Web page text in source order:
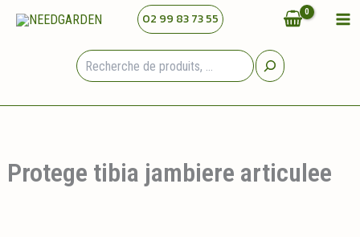
02 99 83 73 55
Protege tibia jambiere articulee